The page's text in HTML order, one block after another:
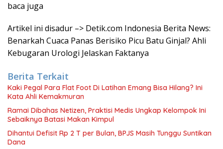
baca juga
Artikel ini disadur –> Detik.com Indonesia Berita News:
Benarkah Cuaca Panas Berisiko Picu Batu Ginjal? Ahli
Kebugaran Urologi Jelaskan Faktanya
Berita Terkait
Kaki Pegal Para Flat Foot Di Latihan Emang Bisa Hilang? Ini
Kata Ahli Kemakmuran
Ramai Dibahas Netizen, Praktisi Medis Ungkap Kelompok Ini
Sebaiknya Batasi Makan Kimpul
Dihantui Defisit Rp 2 T per Bulan, BPJS Masih Tunggu Suntikan
Dana